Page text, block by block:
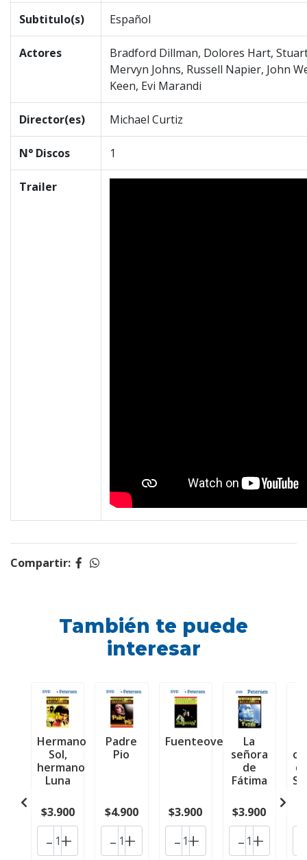
Subtitulo(s) Español
Actores
Bradford Dillman, Dolores Hart,
Mervyn Johns, Russell Napier, John
Keen, Evi Marandi
Director(es) Michael Curtiz
N° Discos 1
Trailer
Compartir:
También te puede
interesar
Hermano
Sol,
hermano
Luna
$3.900
+
-
Padre
Pio
$4.900
+
-
Fuenteovejuna
$3.900
+
-
La
señora
de
Fátima
$3.900
+
-